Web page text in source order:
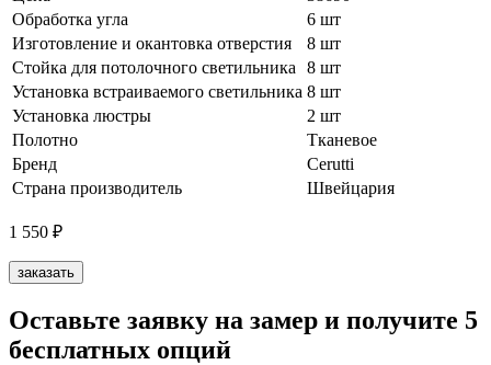
Обработка угла
6 шт
Изготовление и окантовка отверстия
8 шт
Стойка для потолочного светильника
8 шт
Установка встраиваемого светильника 8 шт
Установка люстры
2 шт
Полотно
Тканевое
Бренд
Cerutti
Страна производитель
Швейцария
1 550 ₽
заказать
Оставьте заявку на замер и получите 5
бесплатных опций